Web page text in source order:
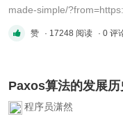
made-simple/
Paxos变简单 **摘要** Paxos算法，用英语说明时，变得非常简单。
赞 · 17248 阅读 · 0 评
Paxos算法的发展历
程序员潇然